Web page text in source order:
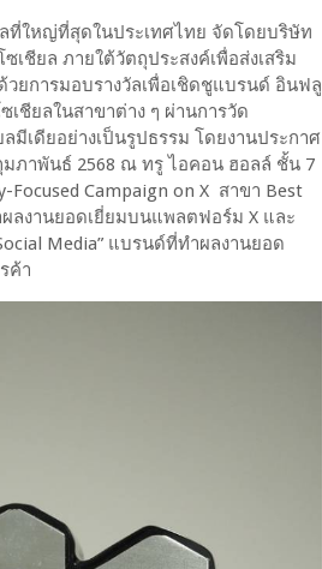
ลที่ใหญ่ที่สุดในประเทศไทย จัดโดยบริษัท
เชียล ภายใต้วัตถุประสงค์เพื่อส่งเสริม
วยการมอบรางวัลเพื่อเชิดชูแบรนด์ อินฟลู
เชียลในสาขาต่าง ๆ ผ่านการวัด
เดียอย่างเป็นรูปธรรม โดยงานประกาศ
กุมภาพันธ์ 2568 ณ ทรู ไอคอน ฮอลล์ ชั้น 7
Campaign on X สาขา Best
ลงานยอดเยี่ยมบนแพลตฟอร์ม X และ
Media” แบรนด์ที่ทำผลงานยอด
ค้า